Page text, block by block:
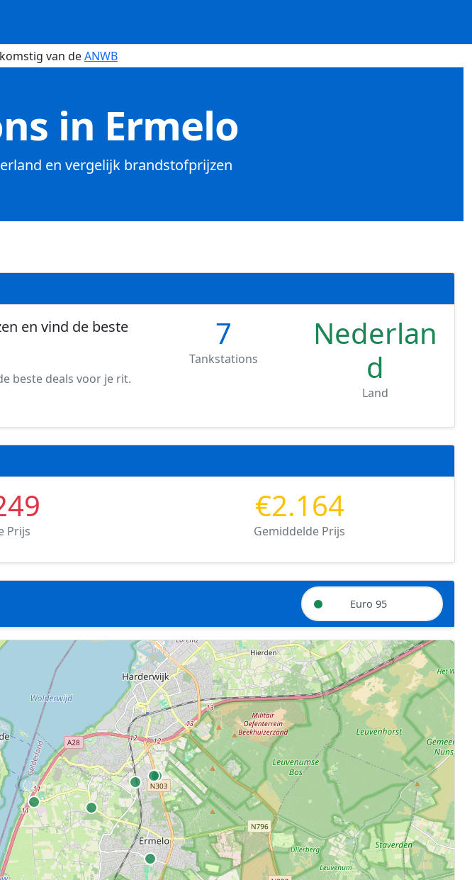
van deANWB
in Ermelo
en vergelijk brandstofprijzen
en vind de beste
beste deals voor je rit.
7
Tankstations
Nederlan
d
Land
Prijs
€2.164
Gemiddelde Prijs
Euro 95
met locatiegegevens gevonden.
worden weergegeven zonder GPS coördinaten.